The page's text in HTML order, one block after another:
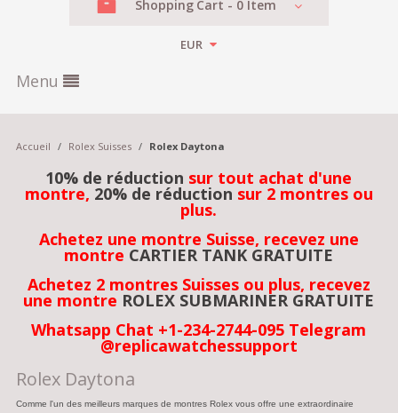
Shopping Cart - 0Item
EUR
Menu
Accueil / Rolex Suisses / Rolex Daytona
10% de réduction sur tout achat d'une
montre, 20% de réduction sur 2 montres ou
plus.
Achetez une montre Suisse, recevez une
montre CARTIER TANK GRATUITE
Achetez 2 montres Suisses ou plus, recevez
une montre ROLEX SUBMARINER GRATUITE
Whatsapp Chat +1-234-2744-095 Telegram
@replicawatchessupport
Rolex Daytona
Comme l'un des meilleurs marques de montres Rolex vous offre une extraordinaire